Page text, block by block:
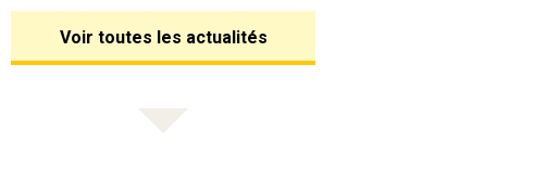
Voir toutes les actualités